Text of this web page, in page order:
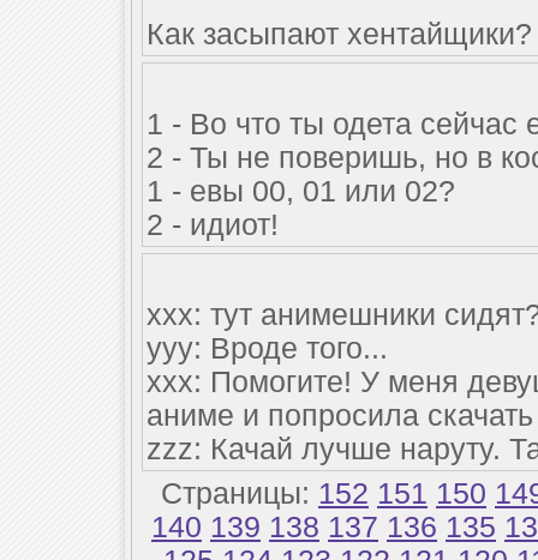
Как засыпают
1 - Во что ты одета сейчас
2 - Ты не поверишь, но в
1 - евы 00, 01 или 02?
2 - идиот!
xxx: тут анимешники
yyy: Вроде того...
xxx: Помогите! У меня
аниме и попросила
zzz: Качай лучше наруту.
Страницы: 152 151 150
140 139 138 137 136 135